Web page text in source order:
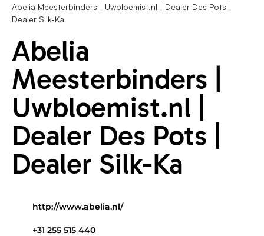
Abelia Meesterbinders | Uwbloemist.nl | Dealer Des Pots |
Dealer Silk-Ka
Abelia
Meesterbinders |
Uwbloemist.nl |
Dealer Des Pots |
Dealer Silk-Ka
http://www.abelia.nl/
+31 255 515 440